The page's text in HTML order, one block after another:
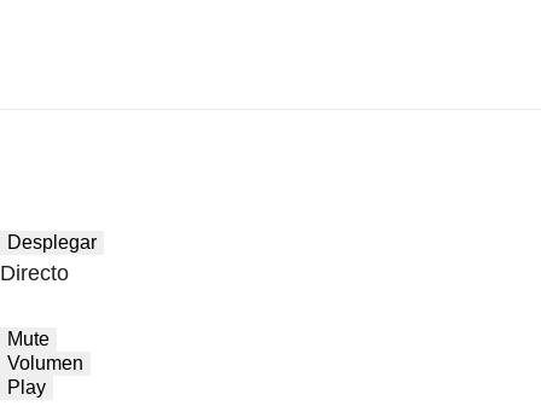
Desplegar
Directo
Mute
Volumen
Play